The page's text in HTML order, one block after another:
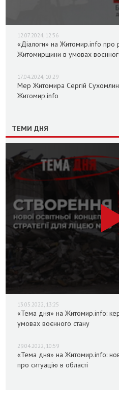
12.07.2024, 12:36
«Діалоги» на Житомир.info про
Житомирщини в умовах
17.04.2024, 10:29
Мер Житомира Сергій Сухомлин
Житомир.info
ТЕМИ ДНЯ
13.05.2022, 13:25
«Тема дня» на Житомир.info:
умовах воєнного стану
29.04.2022, 10:59
«Тема дня» на Житомир.info:
про ситуацію в області